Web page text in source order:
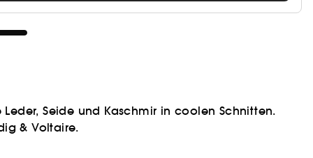
Seide und Kaschmir in coolen Schnitten.
& Voltaire.